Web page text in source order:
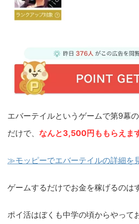
エバーテイルというゲームで第9幕
だけで、 なんと3,500円ももらえま
≫モッピーでエバーテイルの詳細を
ゲームするだけでお金を稼げるのは
ポイ活はぼくも中学の頃からやって